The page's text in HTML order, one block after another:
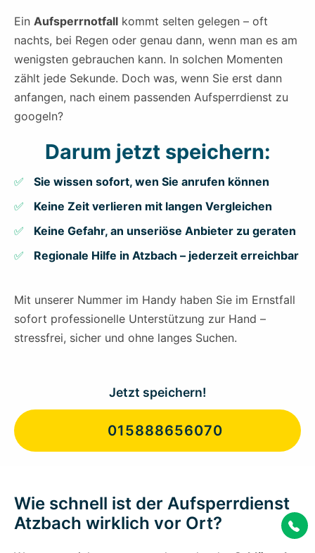
Ein Aufsperrnotfall kommt selten gelegen – oft
nachts, bei Regen oder genau dann, wenn man es am
wenigsten gebrauchen kann. In solchen Momenten
zählt jede Sekunde. Doch was, wenn Sie erst dann
anfangen, nach einem passenden Aufsperrdienst zu
googeln?
Darum jetzt speichern:
Sie wissen sofort, wen Sie anrufen können
Keine Zeit verlieren mit langen Vergleichen
Keine Gefahr, an unseriöse Anbieter zu geraten
Regionale Hilfe in Atzbach – jederzeit erreichbar
Mit unserer Nummer im Handy haben Sie im Ernstfall
sofort professionelle Unterstützung zur Hand –
stressfrei, sicher und ohne langes Suchen.
Jetzt speichern!
015888656070
Wie schnell ist der Aufsperrdienst
Atzbach wirklich vor Ort?